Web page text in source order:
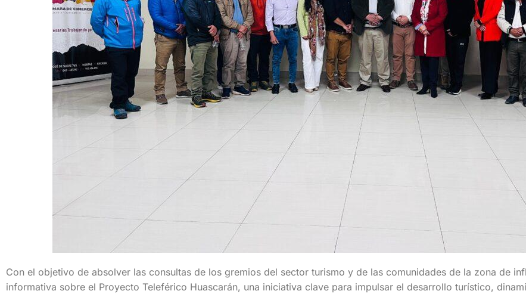
Con el objetivo de absolver las consultas de los gremios del sector turismo y de las comunidades de la zona de
informativa sobre el Proyecto Teleférico Huascarán, una iniciativa clave para impulsar el desarrollo turístico,